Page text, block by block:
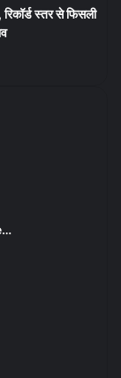
रिकॉर्ड स्तर से फिसली